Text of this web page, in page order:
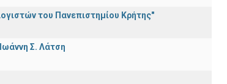
του Πανεπιστημίου Κρήτης"
Σ. Λάτση